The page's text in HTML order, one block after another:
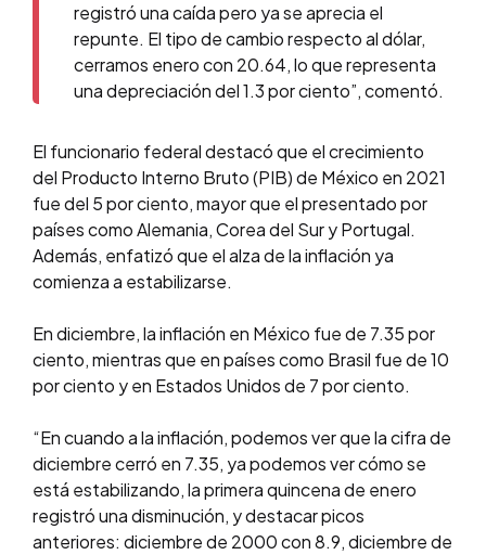
registró una caída pero ya se aprecia el
repunte. El tipo de cambio respecto al dólar,
cerramos enero con 20.64, lo que representa
una depreciación del 1.3 por ciento”, comentó.
El funcionario federal destacó que el crecimiento
del Producto Interno Bruto (PIB) de México en 2021
fue del 5 por ciento, mayor que el presentado por
países como Alemania, Corea del Sur y Portugal.
Además, enfatizó que el alza de la inflación ya
comienza a estabilizarse.
En diciembre, la inflación en México fue de 7.35 por
ciento, mientras que en países como Brasil fue de 10
por ciento y en Estados Unidos de 7 por ciento.
“En cuando a la inflación, podemos ver que la cifra de
diciembre cerró en 7.35, ya podemos ver cómo se
está estabilizando, la primera quincena de enero
registró una disminución, y destacar picos
anteriores: diciembre de 2000 con 8.9, diciembre de